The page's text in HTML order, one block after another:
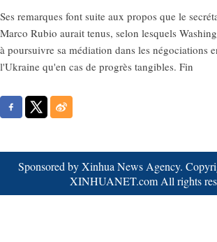
Ses remarques font suite aux propos que le
Marco Rubio aurait tenus, selon lesquels
à poursuivre sa médiation dans les négociations
l'Ukraine qu'en cas de progrès tangibles. Fin
Sponsored by Xinhua News Agency.
XINHUANET.com All rights